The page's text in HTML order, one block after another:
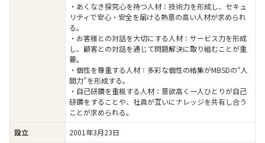
・あくなき探究心を持つ人材：技術力を形成し、セキュ
リティで安心・安全を届ける熱意の高い人材が求められ
る。
・お客様との対話を大切にする人材：サービス力を形成
し、顧客との対話を通じて問題解決に取り組むことが重
要。
・個性を尊重する人材：多彩な個性の結集がMBSDの“人
間力”を形成する。
・自己研鑽を重視する人材：意欲高く一人ひとりが自己
研鑽をすることや、社員が互いにナレッジを共有し合う
ことが求められる。
設立 2001年3月23日